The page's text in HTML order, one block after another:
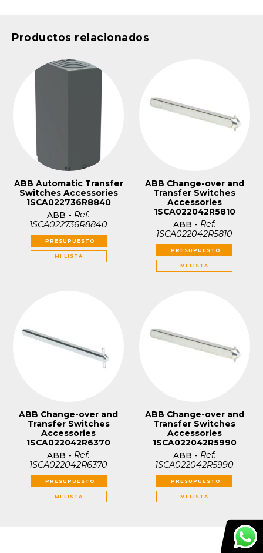
Productos relacionados
ABB Automatic Transfer
Switches Accessories
1SCA022736R8840
ABB - Ref.
1SCA022736R8840
PRESUPUESTO
MI LISTA
ABB Change-over and
Transfer Switches
Accessories
1SCA022042R5810
ABB - Ref.
1SCA022042R5810
PRESUPUESTO
MI LISTA
ABB Change-over and
Transfer Switches
Accessories
1SCA022042R6370
ABB - Ref.
1SCA022042R6370
PRESUPUESTO
MI LISTA
ABB Change-over and
Transfer Switches
Accessories
1SCA022042R5990
ABB - Ref.
1SCA022042R5990
PRESUPUESTO
MI LISTA